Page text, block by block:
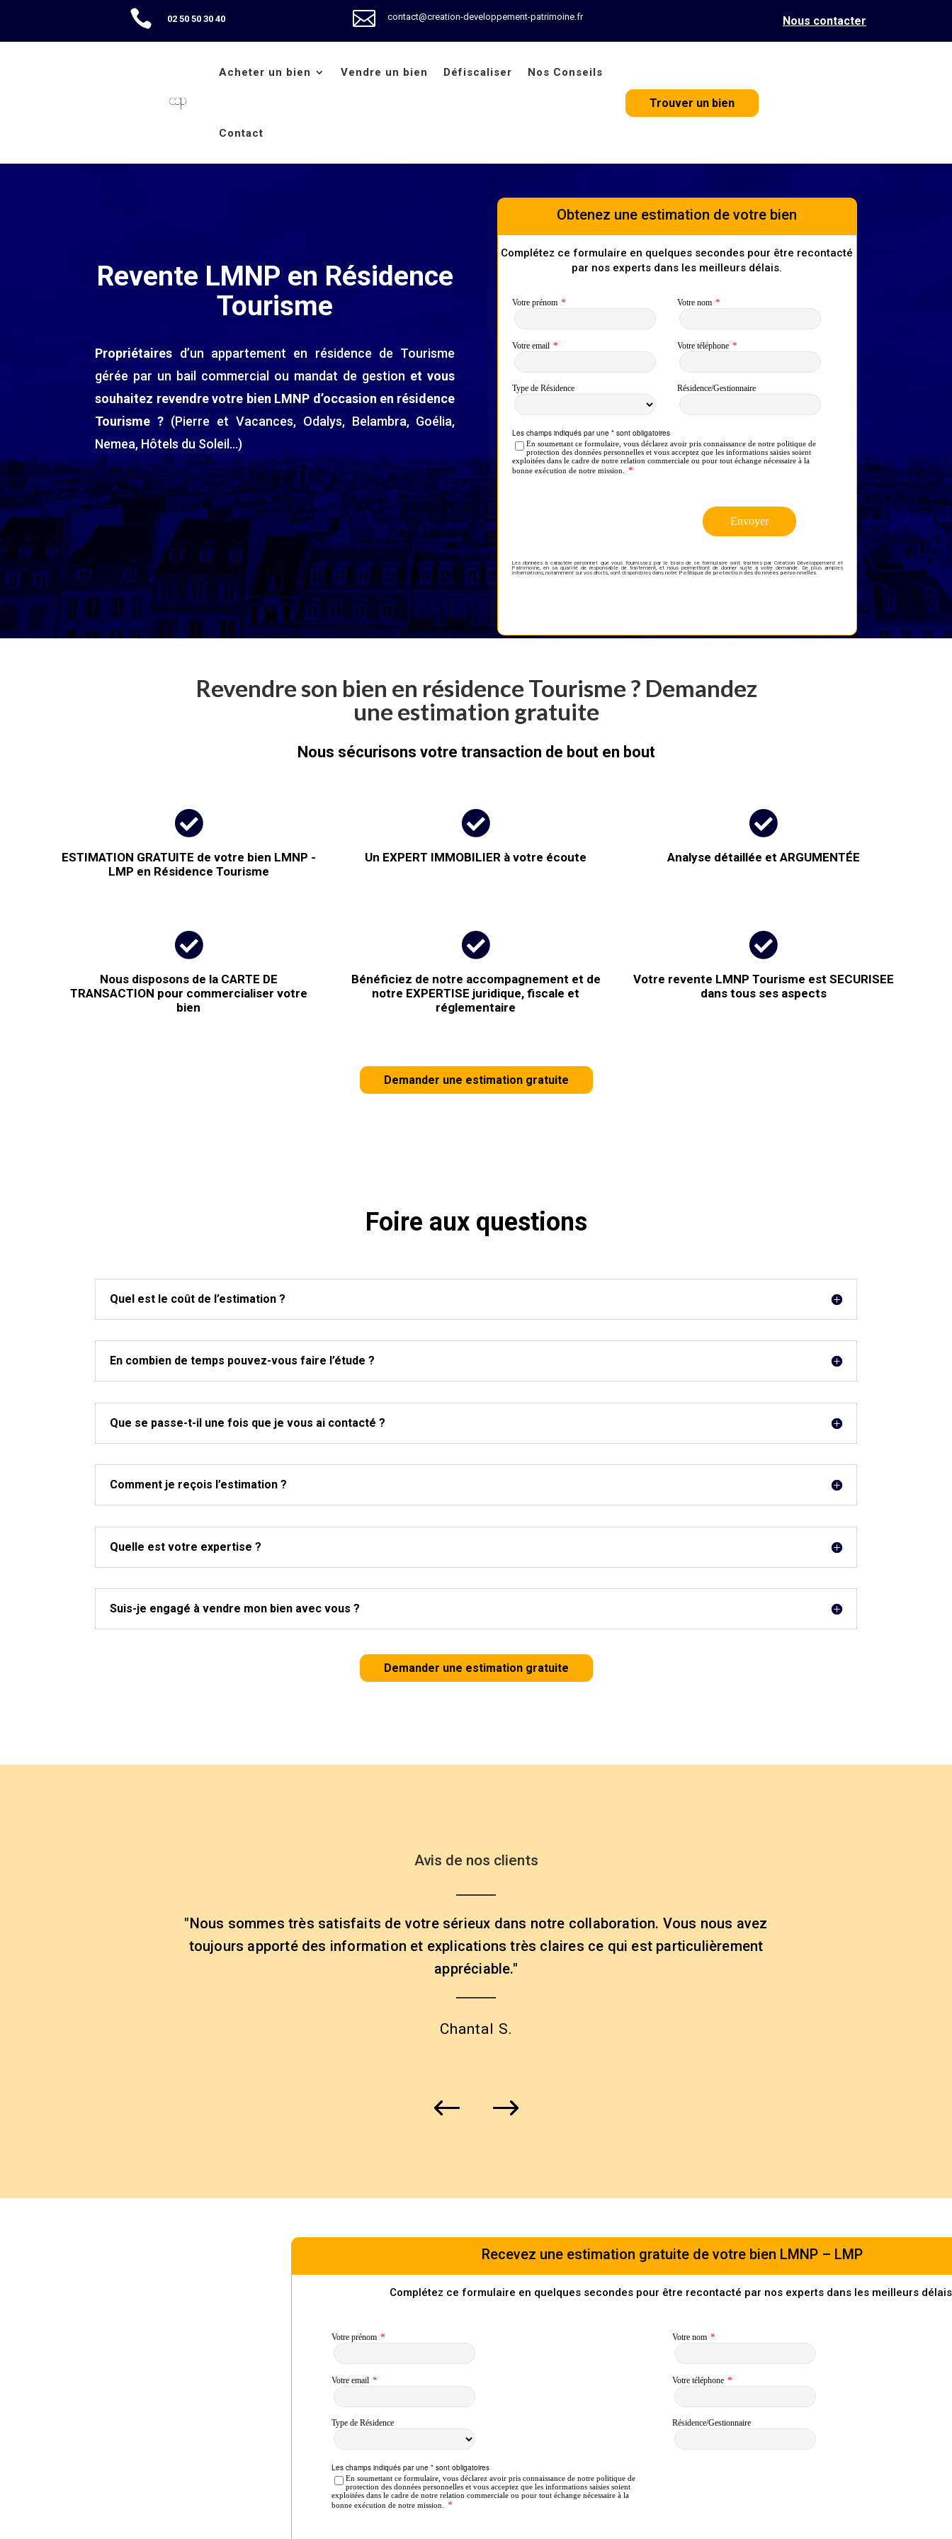
 02 50 50 30 40  contact@creation-developpement-patrimoine.fr Nous contacter
Acheter un bien Vendre un bien Défiscaliser Nos Conseils
Contact
Trouver un bien
Revente LMNP en Résidence
Tourisme
Propriétaires d’un appartement en résidence de Tourisme
gérée par un bail commercial ou mandat de gestion et vous
souhaitez revendre votre bien LMNP d’occasion en résidence
Tourisme ? (Pierre et Vacances, Odalys, Belambra, Goélia,
Nemea, Hôtels du Soleil…)
Obtenez une estimation de votre bien
Complétez ce formulaire en quelques secondes pour être recontacté
par nos experts dans les meilleurs délais.
Les données à caractère personnel que vous fournissez par le biais de ce formulaire sont traitées par Création Développement et
Patrimoine, en sa qualité de responsable de traitement, et nous permettront de donner suite à votre demande. De plus amples
informations, notamment sur vos droits, sont disponibles dans notre Politique de protection des données personnelles.
Revendre son bien en résidence Tourisme ? Demandez
une estimation gratuite
Nous sécurisons votre transaction de bout en bout

ESTIMATION GRATUITE de votre bien LMNP -
LMP en Résidence Tourisme

Un EXPERT IMMOBILIER à votre écoute

Analyse détaillée et ARGUMENTÉE

Nous disposons de la CARTE DE
TRANSACTION pour commercialiser votre
bien

Bénéficiez de notre accompagnement et de
notre EXPERTISE juridique, fiscale et
réglementaire

Votre revente LMNP Tourisme est SECURISEE
dans tous ses aspects
Demander une estimation gratuite
Foire aux questions
Quel est le coût de l’estimation ?
En combien de temps pouvez-vous faire l’étude ?
Que se passe-t-il une fois que je vous ai contacté ?
Comment je reçois l’estimation ?
Quelle est votre expertise ?
Suis-je engagé à vendre mon bien avec vous ?
Demander une estimation gratuite
Avis de nos clients
"Nous sommes très satisfaits de votre sérieux dans notre collaboration. Vous nous avez
toujours apporté des information et explications très claires ce qui est particulièrement
appréciable."
Chantal S.
Recevez une estimation gratuite de votre bien LMNP – LMP
Complétez ce formulaire en quelques secondes pour être recontacté par nos experts dans les meilleurs